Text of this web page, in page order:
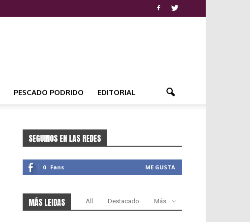
PESCADO PODRIDO EDITORIAL
SEGUINOS EN LAS REDES
0 Fans ME GUSTA
MÁS LEIDAS All Destacado Más